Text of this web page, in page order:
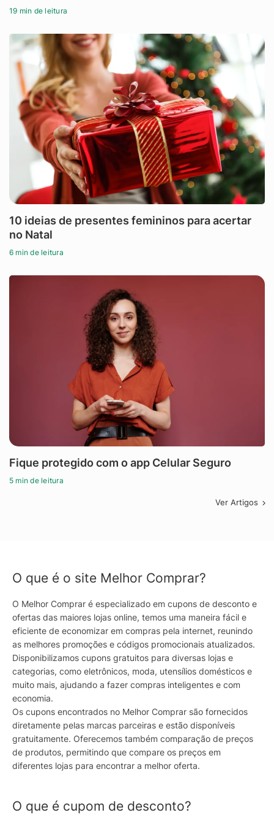
19 min de leitura
10 ideias de presentes femininos para acertar
no Natal
6 min de leitura
Fique protegido com o app Celular Seguro
5 min de leitura
Ver Artigos
O que é o site Melhor Comprar?
O Melhor Comprar é especializado em cupons de desconto e
ofertas das maiores lojas online, temos uma maneira fácil e
eficiente de economizar em compras pela internet, reunindo
as melhores promoções e códigos promocionais atualizados.
Disponibilizamos cupons gratuitos para diversas lojas e
categorias, como eletrônicos, moda, utensílios domésticos e
muito mais, ajudando a fazer compras inteligentes e com
economia.
Os cupons encontrados no Melhor Comprar são fornecidos
diretamente pelas marcas parceiras e estão disponíveis
gratuitamente. Oferecemos também comparação de preços
de produtos, permitindo que compare os preços em
diferentes lojas para encontrar a melhor oferta.
O que é cupom de desconto?